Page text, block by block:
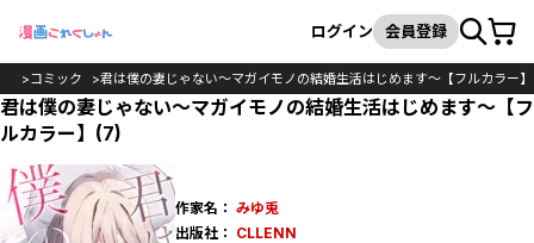
検索
ログイン 会員登録カート
コミック 君は僕の妻じゃない～マガイモノの結婚生活はじめます～【フルカラー】
君は僕の妻じゃない～マガイモノの結婚生活はじめます～【フ
ルカラー】(7)
作家名： みゆ兎
出版社： CLLENN